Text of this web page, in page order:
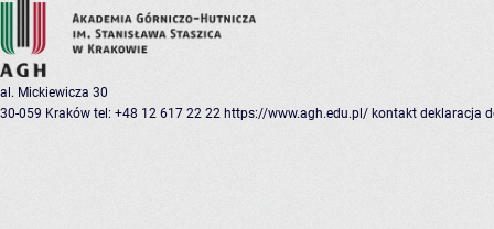
al. Mickiewicza 30
30-059 Kraków tel: +48 12 617 22 22 https://www.agh.edu.pl/ kontakt deklaracja